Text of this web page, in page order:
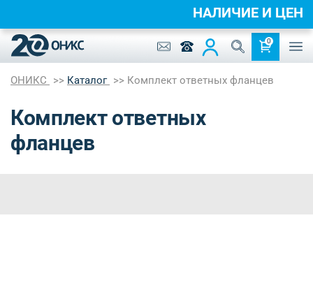
0
ОНИКС Каталог Комплект ответных фланцев
Комплект ответных
фланцев
НАЛИЧИЕ И